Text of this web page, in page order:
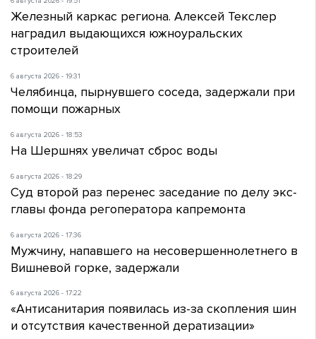
Железный каркас региона. Алексей Текслер
наградил выдающихся южноуральских
строителей
6 августа 2026 - 19:31
Челябинца, пырнувшего соседа, задержали при
помощи пожарных
6 августа 2026 - 18:53
На Шершнях увеличат сброс воды
6 августа 2026 - 18:29
Суд второй раз перенес заседание по делу экс-
главы фонда регоператора капремонта
6 августа 2026 - 17:36
Мужчину, напавшего на несовершеннолетнего в
Вишневой горке, задержали
6 августа 2026 - 17:22
«Антисанитария появилась из-за скопления шин
и отсутствия качественной дератизации»